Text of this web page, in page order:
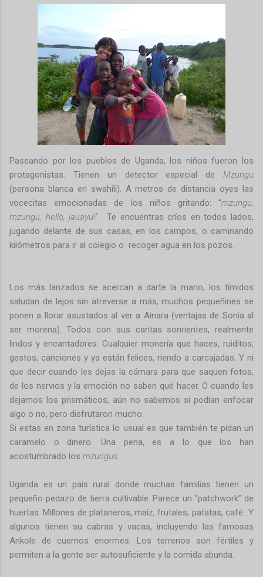
Paseando por los pueblos de Uganda, los niños fueron los
protagonistas. Tienen un detector especial de Mzungu
(persona blanca en swahili). A metros de distancia oyes las
vocecitas emocionadas de los niños gritando: “mzungu,
mzungu, hello, jauayu!”.
Te encuentras críos en todos lados,
jugando delante de sus casas, en los campos, o caminando
kilómetros para ir al colegio o recoger agua en los pozos.
Los más lanzados se acercan a darte la mano, los tímidos
saludan de lejos sin atreverse a más, muchos pequeñines se
ponen a llorar asustados al ver a Ainara (ventajas de Sonia al
ser morena). Todos con sus caritas sonrientes, realmente
lindos y encantadores. Cualquier monería que haces, ruiditos,
gestos, canciones y ya están felices, riendo a carcajadas. Y ni
que decir cuando les dejas la cámara para que saquen fotos,
de los nervios y la emoción no saben qué hacer. O cuando les
dejamos los prismáticos, aún no sabemos si podían enfocar
algo o no, pero disfrutaron mucho.
Si estas en zona turística lo usual es que también te pidan un
caramelo o dinero. Una pena, es a lo que los han
acostumbrado los mzungus.
Uganda es un país rural donde muchas familias tienen un
pequeño pedazo de tierra cultivable. Parece un “patchwork” de
huertas. Millones de plataneros, maíz, frutales, patatas, café…Y
algunos tienen su cabras y vacas, incluyendo las famosas
Ankole de cuernos enormes. Los terrenos son fértiles y
permiten a la gente ser autosuficiente y la comida abunda.